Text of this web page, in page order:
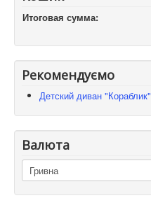
Итоговая сумма:
Рекомендуємо
Детский диван "Кораблик"
Валюта